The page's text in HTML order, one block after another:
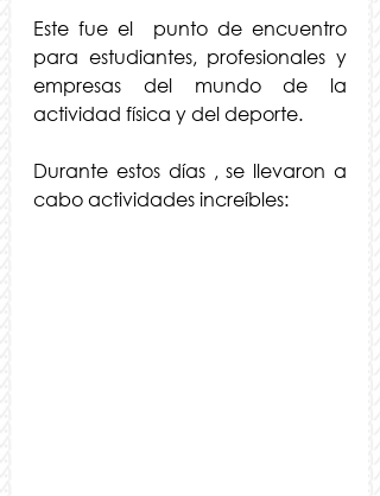
Este fue el  punto de encuentro
para estudiantes, profesionales y
empresas del mundo de la
actividad física y del deporte.
Durante estos días , se llevaron a
cabo actividades increíbles: